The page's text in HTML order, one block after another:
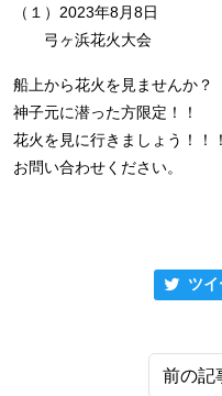
（１）2023年8月8日
弓ヶ浜花火大会
船上から花火を見ませんか？
神子元に潜った方限定！！
花火を見に行きましょう！！！
お問い合わせください。
ツイ
前の記